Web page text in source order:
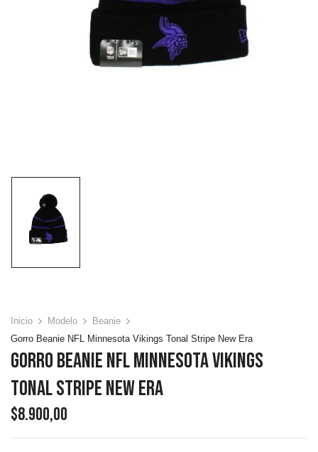
Inicio Modelo
Beanie
Gorro Beanie NFL Minnesota Vikings Tonal Stripe New Era
Gorro Beanie NFL Minnesota Vikings
Tonal Stripe New Era
$8.900,00